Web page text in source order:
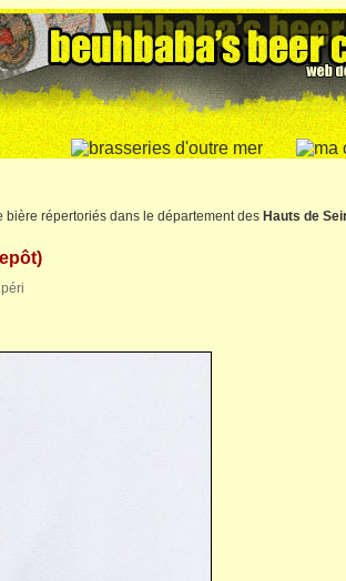
bière répertoriés dans le département des Hauts de